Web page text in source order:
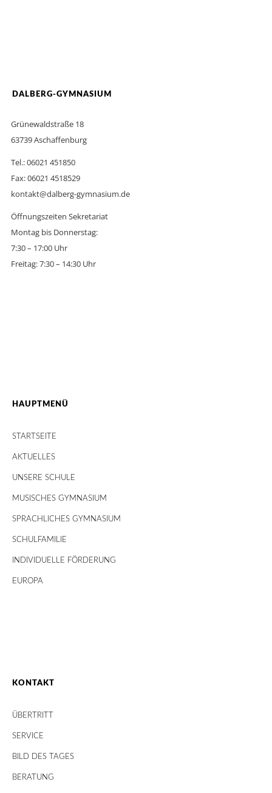
DALBERG-GYMNASIUM
Grünewaldstraße 18
63739 Aschaffenburg
Tel.: 06021 451850
Fax: 06021 4518529
kontakt@dalberg-gymnasium.de
Öffnungszeiten Sekretariat
Montag bis Donnerstag:
7:30 – 17:00 Uhr
Freitag: 7:30 – 14:30 Uhr
HAUPTMENÜ
STARTSEITE
AKTUELLES
UNSERE SCHULE
MUSISCHES GYMNASIUM
SPRACHLICHES GYMNASIUM
SCHULFAMILIE
INDIVIDUELLE FÖRDERUNG
EUROPA
KONTAKT
ÜBERTRITT
SERVICE
BILD DES TAGES
BERATUNG